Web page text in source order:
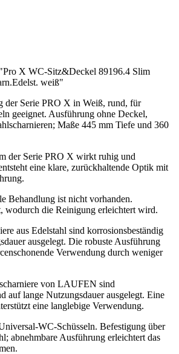
X WC-Sitz&Deckel 89196.4 Slim
weiß"
Serie PRO X in Weiß, rund, für
geeignet. Ausführung ohne Deckel,
Maße 445 mm Tiefe und 360
der Serie PRO X wirkt ruhig und
eine klare, zurückhaltende Optik mit
Behandlung ist nicht vorhanden.
wodurch die Reinigung erleichtert wird.
aus Edelstahl sind korrosionsbeständig
ausgelegt. Die robuste Ausführung
Verwendung durch weniger
von LAUFEN sind
auf lange Nutzungsdauer ausgelegt. Eine
eine langlebige Verwendung.
WC-Schüsseln. Befestigung über
abnehmbare Ausführung erleichtert das